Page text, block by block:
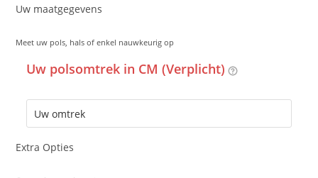
Uw maatgegevens
Meet uw pols, hals of enkel nauwkeurig op
Uw polsomtrek in CM (Verplicht)
Extra Opties